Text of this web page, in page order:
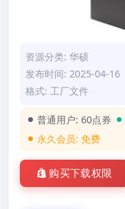
资源分类: 华硕
发布时间: 2025-04-16
格式: 工厂文件
普通用户: 60点券
永久会员: 免费
购买下载权限